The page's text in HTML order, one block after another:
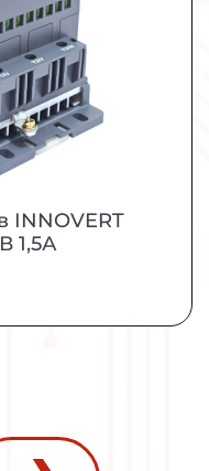
INNOVERT
1,5А
ПОДРОБНЕЕ